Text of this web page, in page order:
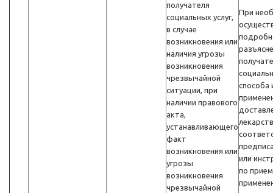
получателя
социальных услуг,
в случае
возникновения или
наличия угрозы
возникновения
чрезвычайной
ситуации, при
наличии правового
акта,
устанавливающего
факт
возникновения или
угрозы
возникновения
чрезвычайной
При
способа
или
по